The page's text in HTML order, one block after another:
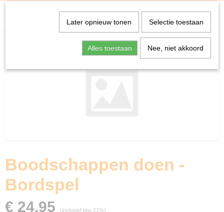
Spellen & Puzzels> HABA
Boodschappen
doen - Bordspel
Boodschappen doen -
Bordspel
€ 24,95 (inclusief btw 21%)
Later opnieuw tonen Selectie toestaan
Alles toestaan Nee, niet akkoord